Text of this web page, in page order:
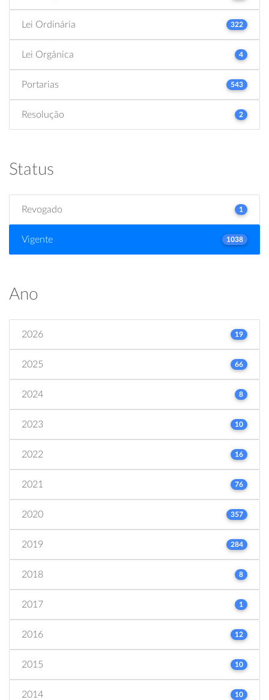
Lei Ordinária 322
Lei Orgânica 4
Portarias 543
Resolução 2
Status
Revogado 1
Vigente 1038
Ano
2026 19
2025 66
2024 8
2023 10
2022 16
2021 76
2020 357
2019 284
2018 8
2017 1
2016 12
2015 10
2014 10